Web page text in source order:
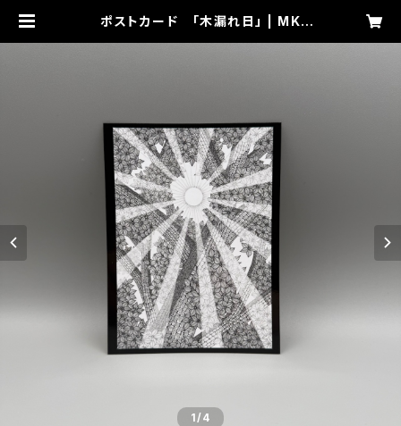
ポストカード 「木漏れ日」 | MK
1/4